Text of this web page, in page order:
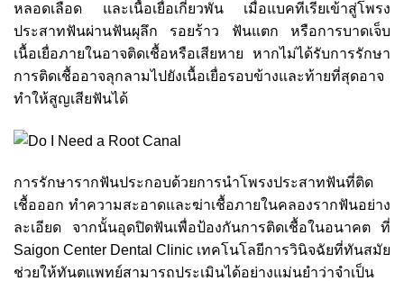
หลอดเลือด และเนื้อเยื่อเกี่ยวพัน เมื่อแบคทีเรียเข้าสู่โพรง
ประสาทฟันผ่านฟันผุลึก รอยร้าว ฟันแตก หรือการบาดเจ็บ
เนื้อเยื่อภายในอาจติดเชื้อหรือเสียหาย หากไม่ได้รับการรักษา
การติดเชื้ออาจลุกลามไปยังเนื้อเยื่อรอบข้างและท้ายที่สุดอาจ
ทำให้สูญเสียฟันได้
การรักษารากฟันประกอบด้วยการนำโพรงประสาทฟันที่ติด
เชื้อออก ทำความสะอาดและฆ่าเชื้อภายในคลองรากฟันอย่าง
ละเอียด จากนั้นอุดปิดฟันเพื่อป้องกันการติดเชื้อในอนาคต ที่
Saigon Center Dental Clinic เทคโนโลยีการวินิจฉัยที่ทันสมัย
ช่วยให้ทันตแพทย์สามารถประเมินได้อย่างแม่นยำว่าจำเป็น